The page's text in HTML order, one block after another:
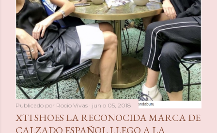
Publicado por Rocio Vivas junio 05, 2018
XTI SHOES LA RECONOCIDA MARCA DE
CALZADO ESPAÑOL LLEGO A LA